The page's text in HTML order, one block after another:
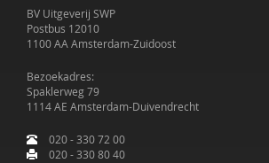
BV Uitgeverij SWP
Postbus 12010
1100 AA Amsterdam-Zuidoost
Bezoekadres:
Spaklerweg 79
1114 AE Amsterdam-Duivendrecht
020 - 330 72 00
020 - 330 80 40